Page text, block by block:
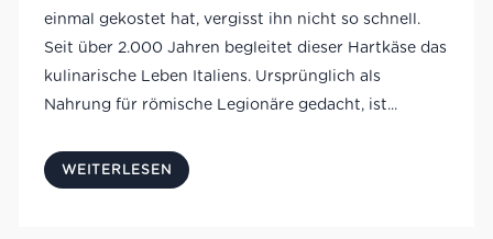
einmal gekostet hat, vergisst ihn nicht so schnell.
Seit über 2.000 Jahren begleitet dieser Hartkäse das
kulinarische Leben Italiens. Ursprünglich als
Nahrung für römische Legionäre gedacht, ist...
WEITERLESEN